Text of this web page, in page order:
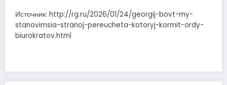
Источник: http://rg.ru/2026/01/24/georgij-bovt-my-
stanovimsia-stranoj-pereucheta-kotoryj-kormit-ordy-
biurokratov.html